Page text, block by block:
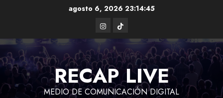
agosto 6, 2026 23:14:45
Instagram
TikTok
RECAP LIVE
MEDIO DE COMUNICACIÓN DIGITAL